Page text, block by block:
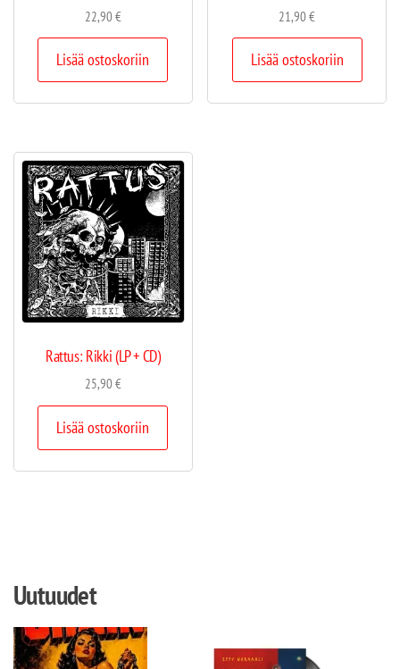
22,90€
Lisää ostoskoriin
21,90€
Lisää ostoskoriin
Rattus: Rikki (LP + CD)
25,90€
Lisää ostoskoriin
Uutuudet